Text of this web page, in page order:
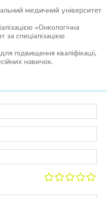
медичний університет
«Онкологічна
за спеціалізацією
підвищення кваліфікації,
навичок.